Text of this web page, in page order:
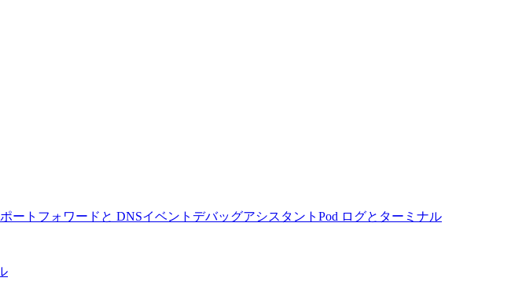
ポートフォワードと DNSイベント デバッグアシスタント Pod ログとターミナル